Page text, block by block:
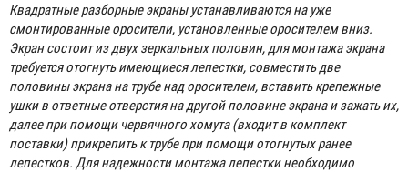
Квадратные разборные экраны устанавливаются на уже
смонтированные оросители, установленные оросителем вниз.
Экран состоит из двух зеркальных половин, для монтажа экрана
требуется отогнуть имеющиеся лепестки, совместить две
половины экрана на трубе над оросителем, вставить крепежные
ушки в ответные отверстия на другой половине экрана и зажать их,
далее при помощи червячного хомута (входит в комплект
поставки) прикрепить к трубе при помощи отогнутых ранее
лепестков. Для надежности монтажа лепестки необходимо